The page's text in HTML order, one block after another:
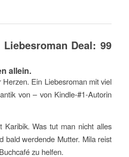
Liebesroman Deal: 99
allein.
Ein Liebesroman mit viel
von – von Kindle-#1-Autorin
Karibik. Was tut man nicht alles
bald werdende Mutter. Mila reist
zu helfen.